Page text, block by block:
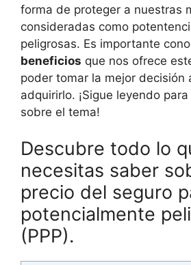
forma de proteger a nuestras
consideradas como
peligrosas. Es importante
beneficios que nos ofrece
poder tomar la mejor decisión
adquirirlo. ¡Sigue leyendo
sobre el tema!
Descubre todo lo
necesitas saber
precio del seguro
potencialmente
(PPP).